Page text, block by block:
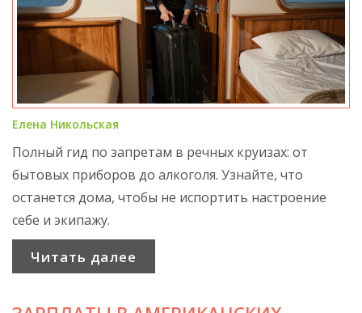
Елена Никольская
Полный гид по запретам в речных круизах: от
бытовых приборов до алкоголя. Узнайте, что
останется дома, чтобы не испортить настроение
себе и экипажу.
Читать далее